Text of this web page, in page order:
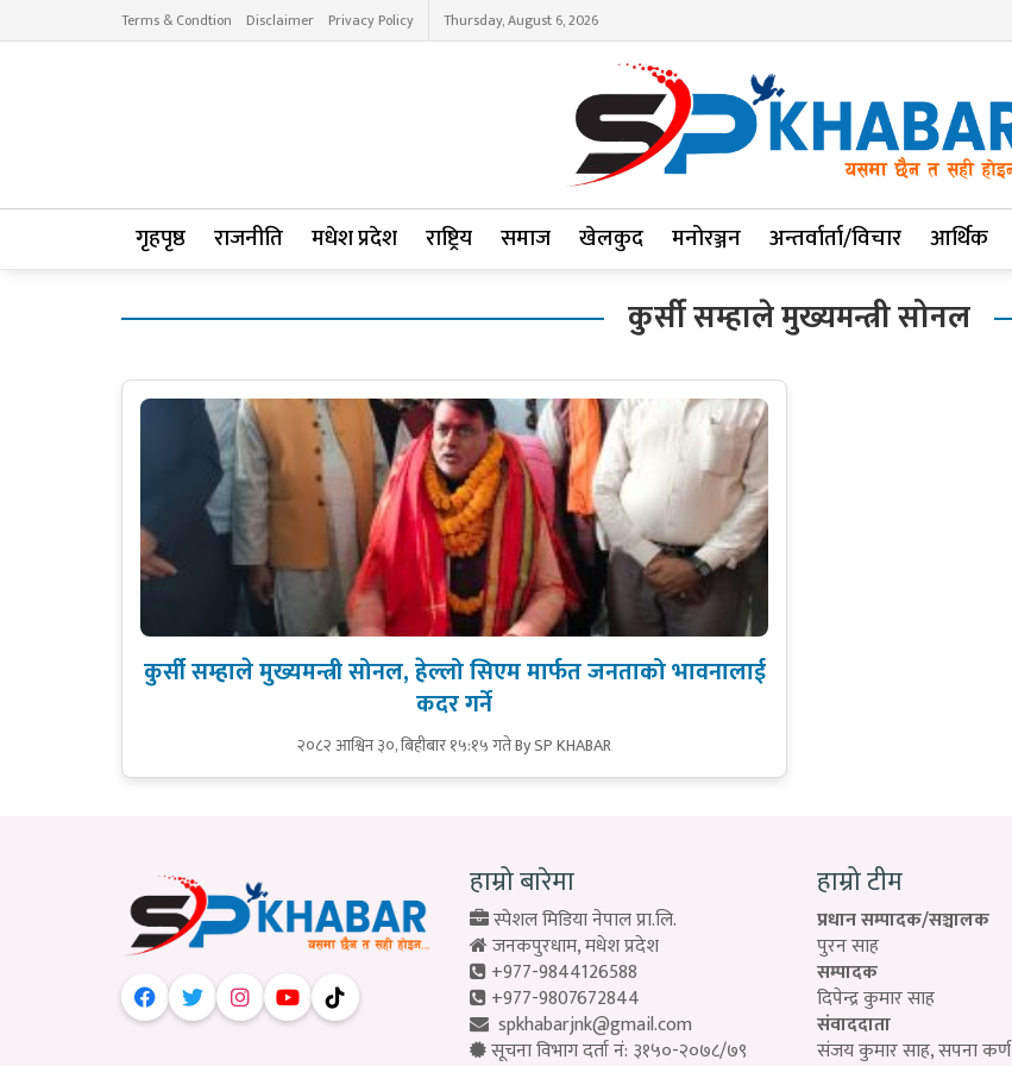
Terms & Condtion Disclaimer Privacy Policy Thursday, August 6, 2026
गृहपृष्ठ राजनीति मधेश प्रदेश राष्ट्रिय समाज खेलकुद मनोरञ्जन अन्तर्वार्ता/विचार आर्थिक
कुर्सी सम्हाले मुख्यमन्त्री सोनल
कुर्सी सम्हाले मुख्यमन्त्री सोनल, हेल्लो सिएम मार्फत जनताको भावनालाई
कदर गर्ने
२०८२ आश्विन ३०, बिहीबार १५:१५ गतेBy SP KHABAR
हाम्रो बारेमा
स्पेशल मिडिया नेपाल प्रा.लि.
जनकपुरधाम, मधेश प्रदेश
+977-9844126588
+977-9807672844
spkhabarjnk@gmail.com
सूचना विभाग दर्ता नं: ३१५०-२०७८/७९
हाम्रो टीम
प्रधान सम्पादक/सञ्चालक
पुरन साह
सम्पादक
दिपेन्द्र कुमार साह
संवाददाता
संजय कुमार साह, सपना कर्ण